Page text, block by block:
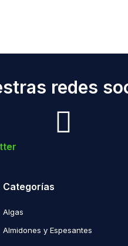
redes
Categorías
Algas
Almidones y Espesantes